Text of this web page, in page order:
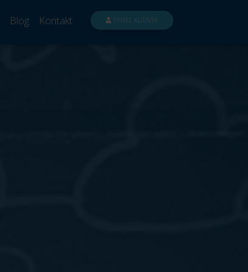
Blog Kontakt PANEL KLIENTA